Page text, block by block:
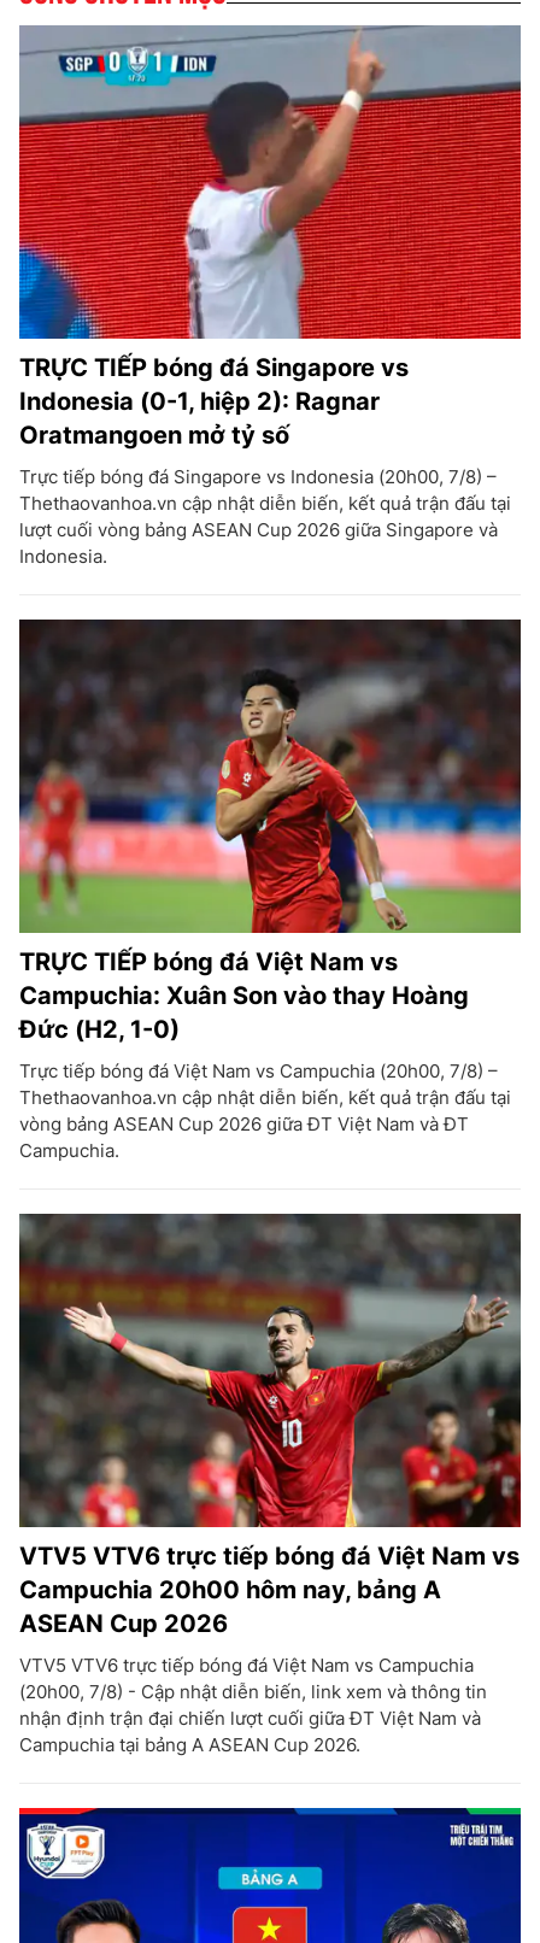
TRỰC TIẾP bóng đá Singapore vs
Indonesia (0-1, hiệp 2): Ragnar
Oratmangoen mở tỷ số
Trực tiếp bóng đá Singapore vs Indonesia (20h00, 7/8) –
Thethaovanhoa.vn cập nhật diễn biến, kết quả trận đấu tại
lượt cuối vòng bảng ASEAN Cup 2026 giữa Singapore và
Indonesia.
TRỰC TIẾP bóng đá Việt Nam vs
Campuchia: Xuân Son vào thay Hoàng
Đức (H2, 1-0)
Trực tiếp bóng đá Việt Nam vs Campuchia (20h00, 7/8) –
Thethaovanhoa.vn cập nhật diễn biến, kết quả trận đấu tại
vòng bảng ASEAN Cup 2026 giữa ĐT Việt Nam và ĐT
Campuchia.
VTV5 VTV6 trực tiếp bóng đá Việt Nam vs
Campuchia 20h00 hôm nay, bảng A
ASEAN Cup 2026
VTV5 VTV6 trực tiếp bóng đá Việt Nam vs Campuchia
(20h00, 7/8) - Cập nhật diễn biến, link xem và thông tin
nhận định trận đại chiến lượt cuối giữa ĐT Việt Nam và
Campuchia tại bảng A ASEAN Cup 2026.